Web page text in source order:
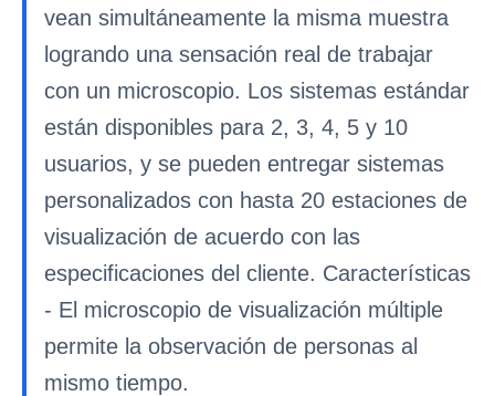
vean simultáneamente la misma muestra
logrando una sensación real de trabajar
con un microscopio. Los sistemas estándar
están disponibles para 2, 3, 4, 5 y 10
usuarios, y se pueden entregar sistemas
personalizados con hasta 20 estaciones de
visualización de acuerdo con las
especificaciones del cliente. Características
- El microscopio de visualización múltiple
permite la observación de personas al
mismo tiempo.